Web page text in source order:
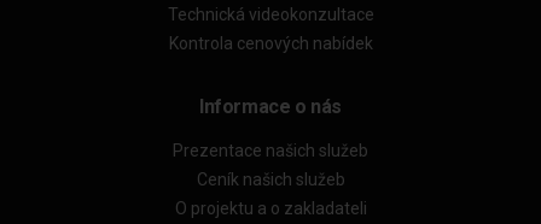
Technická videokonzultace
Kontrola cenových nabídek
Informace o nás
Prezentace našich služeb
Ceník našich služeb
O projektu a o zakladateli